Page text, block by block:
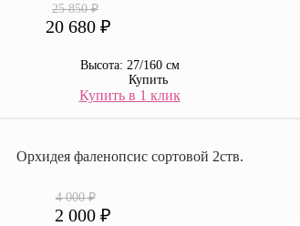
25 850 ₽
20 680 ₽
Высота: 27/160 см
Купить
Купить в 1 клик
Орхидея фаленопсис сортовой 2ств.
4 000 ₽
2 000 ₽